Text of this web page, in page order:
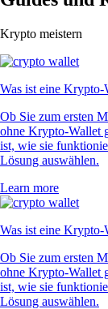
Krypto meistern
Was ist eine
Ob Sie zum ersten
ohne Krypto-Wallet
ist, wie sie
Lösung auswählen.
Learn more
Was ist eine
Ob Sie zum ersten
ohne Krypto-Wallet
ist, wie sie
Lösung auswählen.